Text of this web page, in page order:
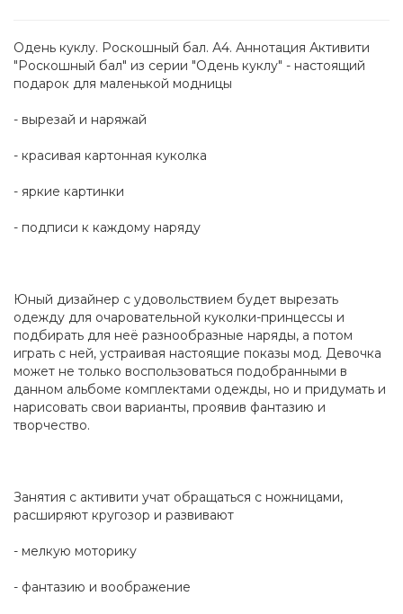
Одень куклу. Роскошный бал. А4. Аннотация Активити
"Роскошный бал" из серии "Одень куклу" - настоящий
подарок для маленькой модницы
- вырезай и наряжай
- красивая картонная куколка
- яркие картинки
- подписи к каждому наряду
Юный дизайнер с удовольствием будет вырезать
одежду для очаровательной куколки-принцессы и
подбирать для неё разнообразные наряды, а потом
играть с ней, устраивая настоящие показы мод. Девочка
может не только воспользоваться подобранными в
данном альбоме комплектами одежды, но и придумать и
нарисовать свои варианты, проявив фантазию и
творчество.
Занятия с активити учат обращаться с ножницами,
расширяют кругозор и развивают
- мелкую моторику
- фантазию и воображение